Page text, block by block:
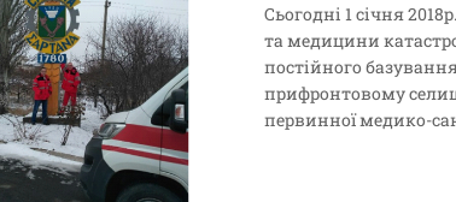
Сьогодні 1 січня
та медицини
постійного
прифронтовому
первинної медико-